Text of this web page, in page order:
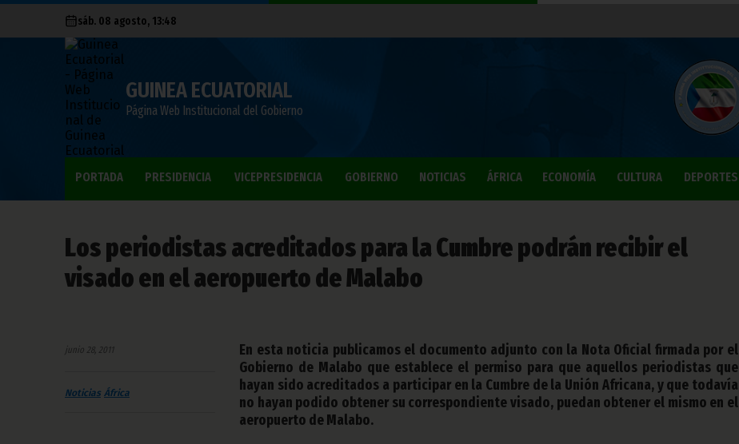
sáb. 08 agosto, 13:48
GUINEA ECUATORIAL
Página Web Institucional del Gobierno
PORTADA PRESIDENCIA VICEPRESIDENCIA GOBIERNO NOTICIAS ÁFRICA ECONOMÍA CULTURA DEPORTES
Los periodistas acreditados para la Cumbre podrán recibir el
visado en el aeropuerto de Malabo
junio 28, 2011
Noticias África
En esta noticia publicamos el documento adjunto con la Nota Oficial firmada por el
Gobierno de Malabo que establece el permiso para que aquellos periodistas que
hayan sido acreditados a participar en la Cumbre de la Unión Africana, y que todavía
no hayan podido obtener su correspondiente visado, puedan obtener el mismo en el
aeropuerto de Malabo.